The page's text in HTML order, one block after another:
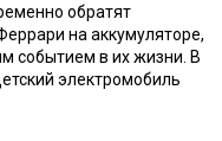
обратят
на аккумуляторе,
событием в их жизни. В
электромобиль